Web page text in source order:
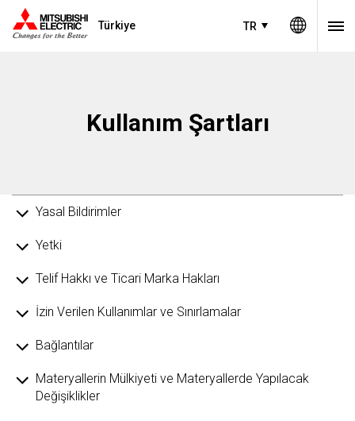
Türkiye TR
Kullanım Şartları
Yasal Bildirimler
Yetki
Telif Hakkı ve Ticari Marka Hakları
İzin Verilen Kullanımlar ve Sınırlamalar
Bağlantılar
Materyallerin Mülkiyeti ve Materyallerde Yapılacak
Değişiklikler